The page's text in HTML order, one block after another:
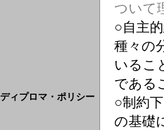
ディプロマ・ポリシー
ついて
○自主
種々の
いるこ
である
○制約
の基礎